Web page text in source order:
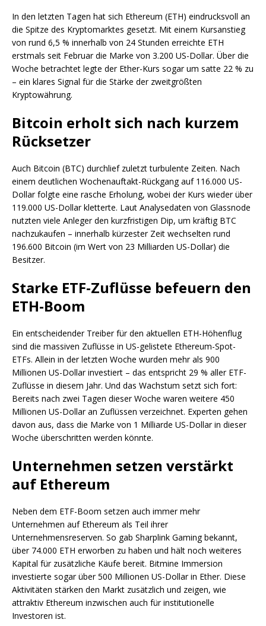
In den letzten Tagen hat sich Ethereum (ETH) eindrucksvoll an
die Spitze des Kryptomarktes gesetzt. Mit einem Kursanstieg
von rund 6,5 % innerhalb von 24 Stunden erreichte ETH
erstmals seit Februar die Marke von 3.200 US-Dollar. Über die
Woche betrachtet legte der Ether-Kurs sogar um satte 22 % zu
– ein klares Signal für die Stärke der zweitgrößten
Kryptowährung.
Bitcoin erholt sich nach kurzem
Rücksetzer
Auch Bitcoin (BTC) durchlief zuletzt turbulente Zeiten. Nach
einem deutlichen Wochenauftakt-Rückgang auf 116.000 US-
Dollar folgte eine rasche Erholung, wobei der Kurs wieder über
119.000 US-Dollar kletterte. Laut Analysedaten von Glassnode
nutzten viele Anleger den kurzfristigen Dip, um kräftig BTC
nachzukaufen – innerhalb kürzester Zeit wechselten rund
196.600 Bitcoin (im Wert von 23 Milliarden US-Dollar) die
Besitzer.
Starke ETF-Zuflüsse befeuern den
ETH-Boom
Ein entscheidender Treiber für den aktuellen ETH-Höhenflug
sind die massiven Zuflüsse in US-gelistete Ethereum-Spot-
ETFs. Allein in der letzten Woche wurden mehr als 900
Millionen US-Dollar investiert – das entspricht 29 % aller ETF-
Zuflüsse in diesem Jahr. Und das Wachstum setzt sich fort:
Bereits nach zwei Tagen dieser Woche waren weitere 450
Millionen US-Dollar an Zuflüssen verzeichnet. Experten gehen
davon aus, dass die Marke von 1 Milliarde US-Dollar in dieser
Woche überschritten werden könnte.
Unternehmen setzen verstärkt
auf Ethereum
Neben dem ETF-Boom setzen auch immer mehr
Unternehmen auf Ethereum als Teil ihrer
Unternehmensreserven. So gab Sharplink Gaming bekannt,
über 74.000 ETH erworben zu haben und hält noch weiteres
Kapital für zusätzliche Käufe bereit. Bitmine Immersion
investierte sogar über 500 Millionen US-Dollar in Ether. Diese
Aktivitäten stärken den Markt zusätzlich und zeigen, wie
attraktiv Ethereum inzwischen auch für institutionelle
Investoren ist.